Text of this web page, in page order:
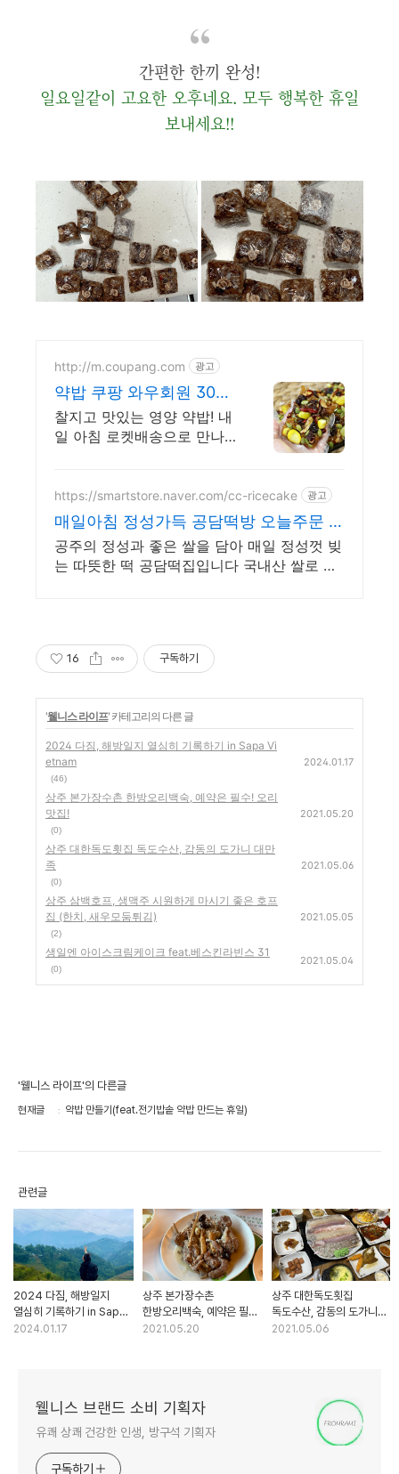
간편한 한끼 완성!
일요일같이 고요한 오후네요. 모두 행복한 휴일
보내세요!!
http://m.coupang.com 광고
약밥 쿠팡 와우회원 30일
반품
찰지고 맛있는 영양 약밥! 내
일 아침 로켓배송으로 만나
겨보세요.
https://smartstore.naver.com/cc-ricecake 광고
매일아침 정성가득 공담떡방 오늘주문 내
일도착
공주의 정성과 좋은 쌀을 담아 매일 정성껏 빚
는 따뜻한 떡 공담떡집입니다 국내산 쌀로 만
16 구독하기
'웰니스 라이프' 카테고리의 다른 글
2024 다짐, 해방일지 열심히 기록하기 in Sapa Vi
etnam
(46)
2024.01.17
상주 본가장수촌 한방오리백숙, 예약은 필수! 오리
맛집!
(0)
2021.05.20
상주 대한독도횟집 독도수산, 감동의 도가니 대만
족
(0)
2021.05.06
상주 삼백호프, 생맥주 시원하게 마시기 좋은 호프
집 (한치, 새우모둠튀김)
(2)
2021.05.05
생일엔 아이스크림케이크 feat.베스킨라빈스 31
(0)
2021.05.04
'웰니스 라이프'의 다른글
현재글 약밥 만들기(feat.전기밥솥 약밥 만드는 휴일)
관련글
2024 다짐, 해방일지
열심히 기록하기 in Sapa
Vietnam
2024.01.17
상주 본가장수촌
한방오리백숙, 예약은 필수!
오리맛집!
2021.05.20
상주 대한독도횟집
독도수산, 감동의 도가니
대만족
2021.05.06
웰니스 브랜드 소비 기획자
유쾌 상쾌 건강한 인생, 방구석 기획자
구독하기